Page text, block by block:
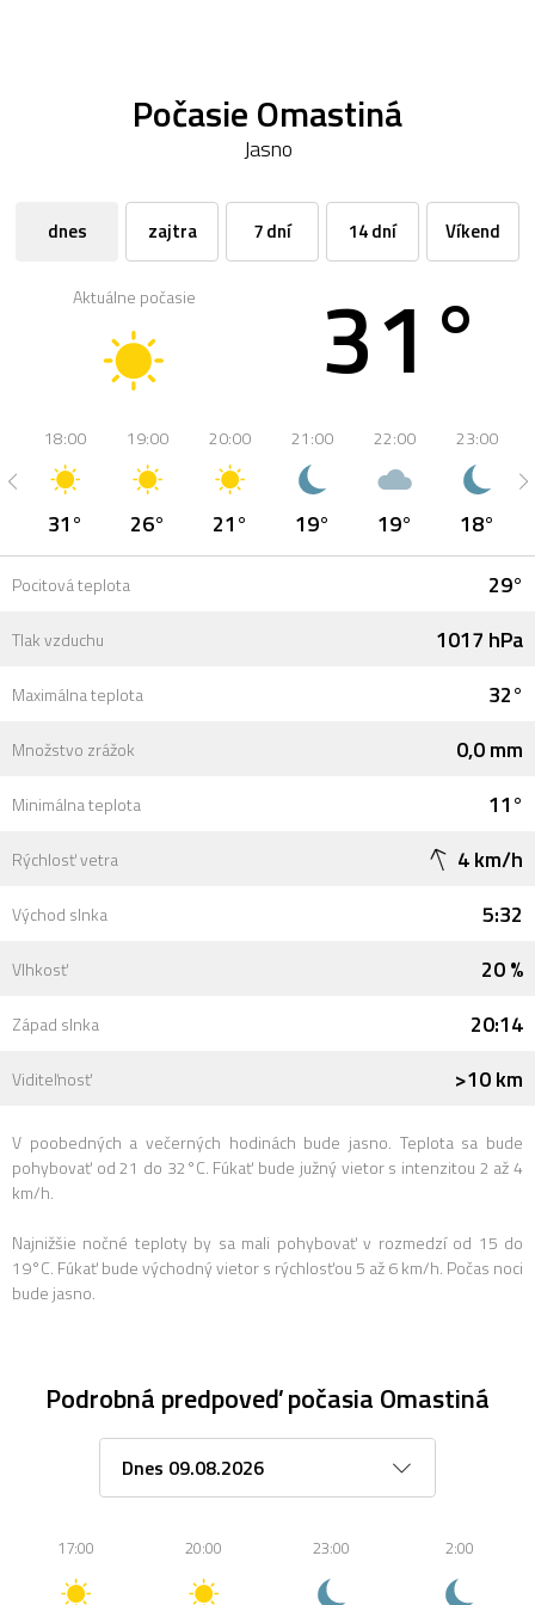
Počasie Omastiná
Jasno
dnes zajtra 7 dní 14 dní Víkend
Aktuálne počasie 31°
18:00
31°
19:00
26°
20:00
21°
21:00
19°
22:00
19°
23:00
18°
Pocitová teplota 29°
Tlak vzduchu 1017 hPa
Maximálna teplota 32°
Množstvo zrážok 0,0 mm
Minimálna teplota 11°
Rýchlosť vetra 4 km/h
Východ slnka 5:32
Vlhkosť 20 %
Západ slnka 20:14
Viditeľnosť >10 km
V poobedných a večerných hodinách bude jasno. Teplota sa bude
pohybovať od 21 do 32°C. Fúkať bude južný vietor s intenzitou 2 až 4
km/h.
Najnižšie nočné teploty by sa mali pohybovať v rozmedzí od 15 do
19°C. Fúkať bude východný vietor s rýchlosťou 5 až 6 km/h. Počas noci
bude jasno.
Podrobná predpoveď počasia Omastiná
17:00 20:00 23:00 2:00